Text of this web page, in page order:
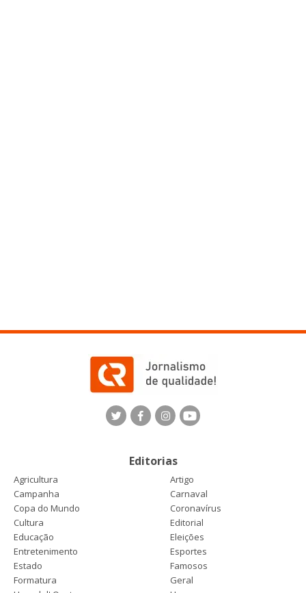
Editorias
Agricultura
Artigo
Campanha
Carnaval
Copa do Mundo
Coronavírus
Cultura
Editorial
Educação
Eleições
Entretenimento
Esportes
Estado
Famosos
Formatura
Geral